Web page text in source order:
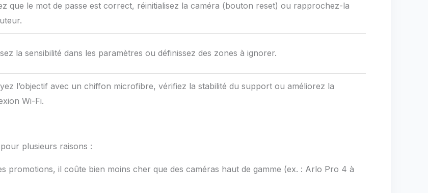
que le mot de passe est correct, réinitialisez la caméra (bouton reset) ou rapprochez-la
la sensibilité dans les paramètres ou définissez des zones à ignorer.
l’objectif avec un chiffon microfibre, vérifiez la stabilité du support ou améliorez la
Wi-Fi.
plusieurs raisons :
promotions, il coûte bien moins cher que des caméras haut de gamme (ex. : Arlo Pro 4 à